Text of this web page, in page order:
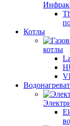
Котлы
котлы